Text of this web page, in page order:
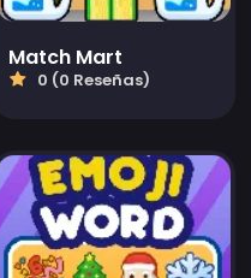
Match Mart
0 (0 Reseñas)